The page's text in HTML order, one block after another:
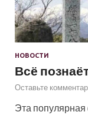
НОВОСТИ
Всё
Оставьте
Эта популярная